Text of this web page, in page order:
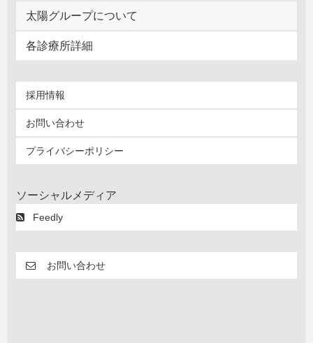
太陽グループについて
各診療所詳細
採用情報
お問い合わせ
プライバシーポリシー
ソーシャルメディア
Feedly
お問い合わせ